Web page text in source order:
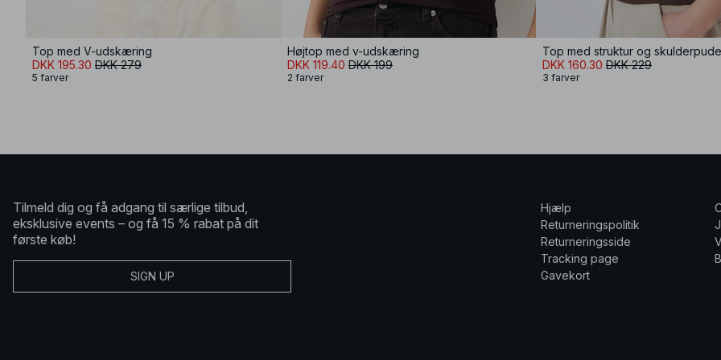
Top med V-udskæring
DKK 195.30 DKK 279
5 farver
Højtop med v-udskæring
DKK 119.40 DKK 199
2 farver
Top med struktur og
DKK 160.30 DKK 229
3 farver
Tilmeld dig og få adgang til særlige tilbud,
eksklusive events – og få 15 % rabat på dit
første køb!
SIGN UP
Hjælp
Returneringspolitik
Returneringsside
Tracking page
Gavekort